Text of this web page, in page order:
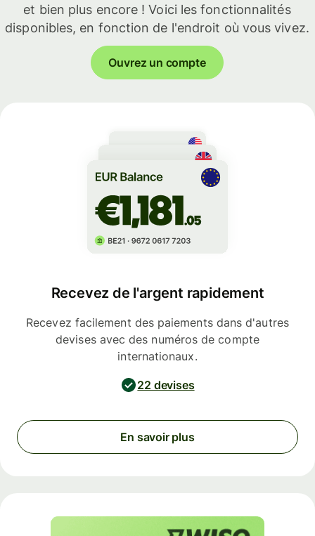
et bien plus encore ! Voici les fonctionnalités
disponibles, en fonction de l'endroit où vous vivez.
Ouvrez un compte
Recevez de l'argent rapidement
Recevez facilement des paiements dans d'autres
devises avec des numéros de compte
internationaux.
22 devises
En savoir plus